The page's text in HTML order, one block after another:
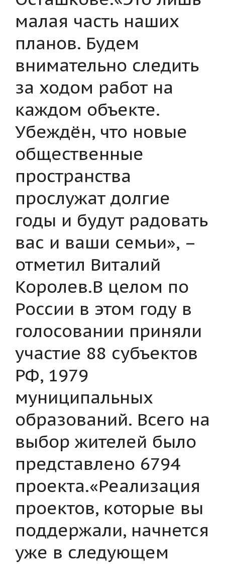
малая часть наших
планов. Будем
внимательно следить
за ходом работ на
каждом объекте.
Убеждён, что новые
общественные
пространства
прослужат долгие
годы и будут радовать
вас и ваши семьи», –
отметил Виталий
Королев.В целом по
России в этом году в
голосовании приняли
участие 88 субъектов
РФ, 1979
муниципальных
образований. Всего на
выбор жителей было
представлено 6794
проекта.«Реализация
проектов, которые вы
поддержали, начнется
уже в следующем